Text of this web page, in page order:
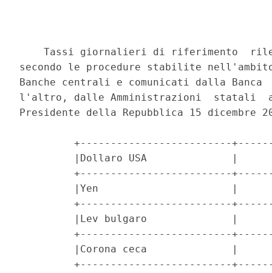
Tassi giornalieri di riferimento
secondo le procedure stabilite
Banche centrali e comunicati dalla
l'altro, dalle Amministrazioni  statali
Presidente della Repubblica 15 dicembre
+-------------------------
|Dollaro USA              |
+-------------------------
|Yen                      |
+-------------------------
|Lev bulgaro              |
+-------------------------
|Corona ceca              |
+-------------------------